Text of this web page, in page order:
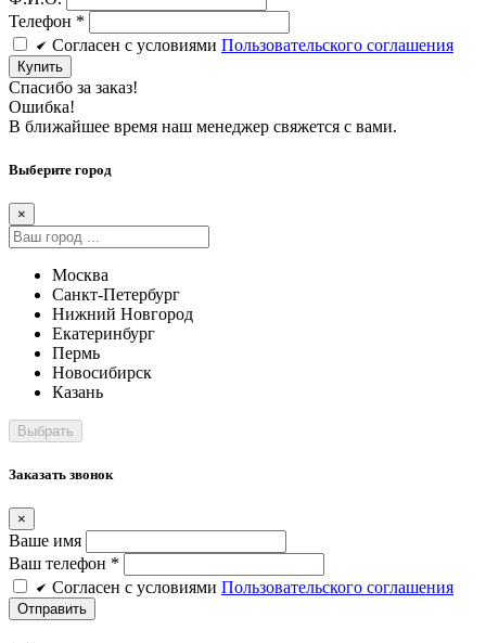
Телефон *
Cогласен c условиями Пользовательского соглашения
Купить
Спасибо за заказ!
Ошибка!
В ближайшее время наш менеджер свяжется с вами.
Выберите город
×
Москва
Санкт-Петербург
Нижний Новгород
Екатеринбург
Пермь
Новосибирск
Казань
Заказать звонок
×
Ваше имя
Ваш телефон *
Cогласен c условиями Пользовательского соглашения